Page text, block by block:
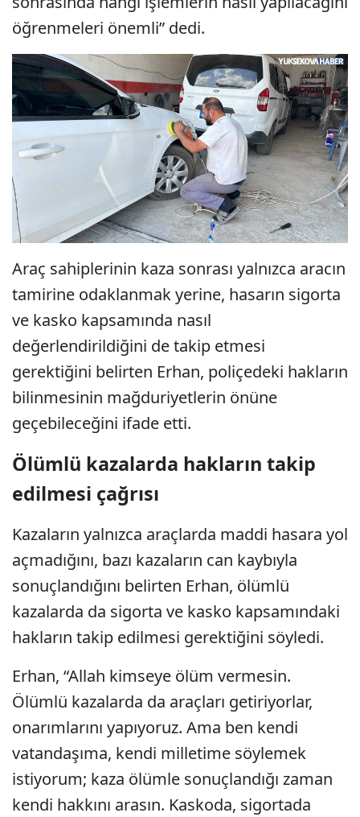
öğrenmeleri önemli” dedi.
Araç sahiplerinin kaza sonrası yalnızca aracın
tamirine odaklanmak yerine, hasarın sigorta
ve kasko kapsamında nasıl
değerlendirildiğini de takip etmesi
gerektiğini belirten Erhan, poliçedeki hakların
bilinmesinin mağduriyetlerin önüne
geçebileceğini ifade etti.
Ölümlü kazalarda hakların takip
edilmesi çağrısı
Kazaların yalnızca araçlarda maddi hasara yol
açmadığını, bazı kazaların can kaybıyla
sonuçlandığını belirten Erhan, ölümlü
kazalarda da sigorta ve kasko kapsamındaki
hakların takip edilmesi gerektiğini söyledi.
Erhan, “Allah kimseye ölüm vermesin.
Ölümlü kazalarda da araçları getiriyorlar,
onarımlarını yapıyoruz. Ama ben kendi
vatandaşıma, kendi milletime söylemek
istiyorum; kaza ölümle sonuçlandığı zaman
kendi hakkını arasın. Kaskoda, sigortada